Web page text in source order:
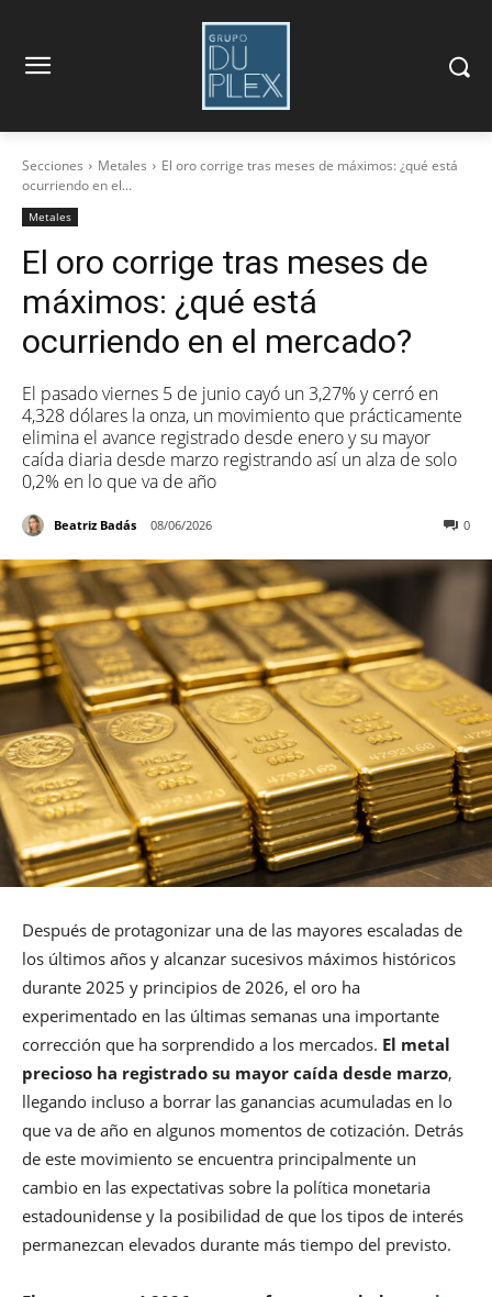
Secciones Metales
El oro corrige tras meses de máximos: ¿qué está
ocurriendo en el...
Metales
El oro corrige tras meses de
máximos: ¿qué está
ocurriendo en el mercado?
El pasado viernes 5 de junio cayó un 3,27% y cerró en
4,328 dólares la onza, un movimiento que prácticamente
elimina el avance registrado desde enero y su mayor
caída diaria desde marzo registrando así un alza de solo
0,2% en lo que va de año
Beatriz Badás 08/06/2026 0
Después de protagonizar una de las mayores escaladas de
los últimos años y alcanzar sucesivos máximos históricos
durante 2025 y principios de 2026, el oro ha
experimentado en las últimas semanas una importante
corrección que ha sorprendido a los mercados. El metal
precioso ha registrado su mayor caída desde marzo,
llegando incluso a borrar las ganancias acumuladas en lo
que va de año en algunos momentos de cotización. Detrás
de este movimiento se encuentra principalmente un
cambio en las expectativas sobre la política monetaria
estadounidense y la posibilidad de que los tipos de interés
permanezcan elevados durante más tiempo del previsto.